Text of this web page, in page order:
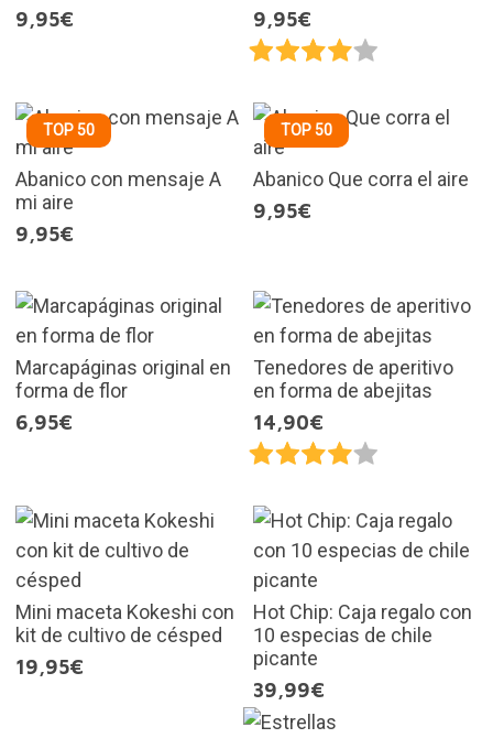
9,95€
9,95€
TOP 50
Abanico con mensaje A
mi aire
9,95€
TOP 50
Abanico Que corra el aire
9,95€
Marcapáginas original en
forma de flor
6,95€
Tenedores de aperitivo
en forma de abejitas
14,90€
Mini maceta Kokeshi con
kit de cultivo de césped
19,95€
Hot Chip: Caja regalo con
10 especias de chile
picante
39,99€